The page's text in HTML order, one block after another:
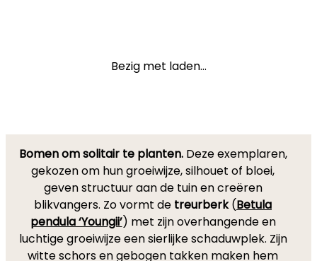
Bezig met laden...
Bomen om solitair te planten.Deze exemplaren,
gekozen om hun groeiwijze, silhouet of bloei,
geven structuur aan de tuin en creëren
blikvangers. Zo vormt de treurberk(Betula
pendula ‘Youngii’) met zijn overhangende en
luchtige groeiwijze een sierlijke schaduwplek. Zijn
witte schors en gebogen takken maken hem